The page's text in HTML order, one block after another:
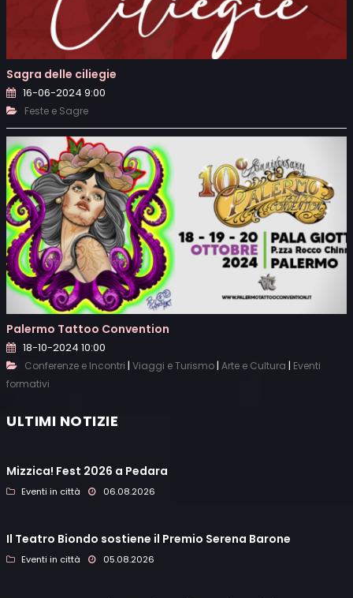
Sagra delle ciliegie
16-06-2024 9:00
Feste e Sagre
Palermo Tattoo Convention
18-10-2024 10:00
Conferenze e Incontri | Viaggi e Turismo | Arte e Cultura | Eventi
formativi
ULTIMI NOTIZIE
Mizzica! Fest 2026 a Pedara
Eventi in città 06.08.2026
Il Teatro Biondo sostiene il Premio Serena Barone
Eventi in città 05.08.2026